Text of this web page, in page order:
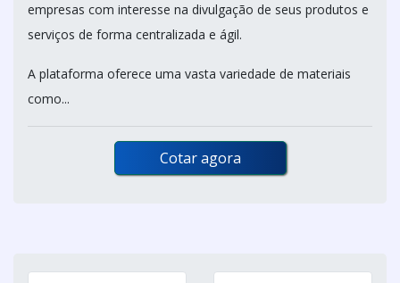
empresas com interesse na divulgação de seus produtos e
serviços de forma centralizada e ágil.
A plataforma oferece uma vasta variedade de materiais
como...
Cotar agora